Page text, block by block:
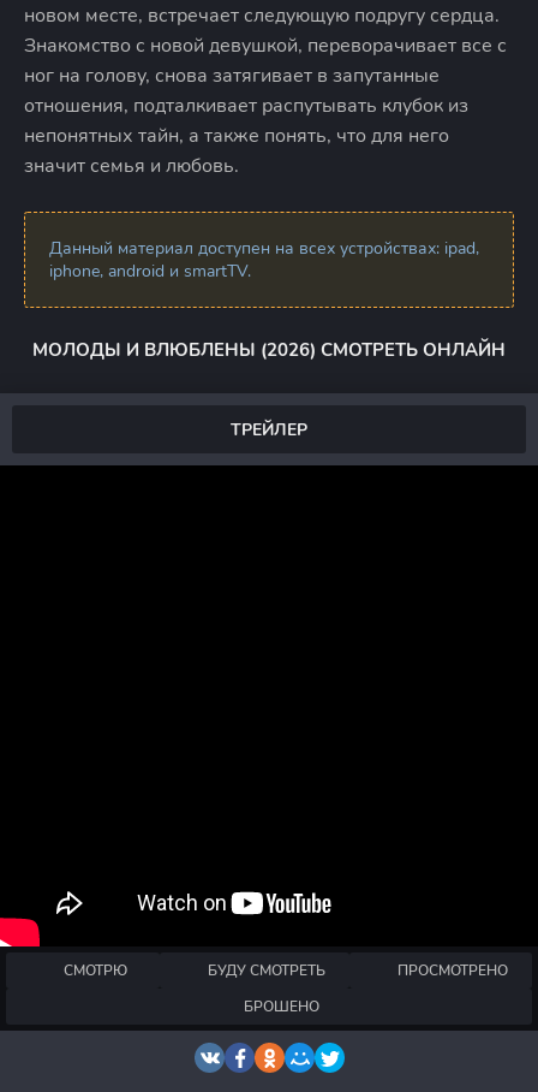
новом месте, встречает следующую подругу сердца.
Знакомство с новой девушкой, переворачивает все с
ног на голову, снова затягивает в запутанные
отношения, подталкивает распутывать клубок из
непонятных тайн, а также понять, что для него
значит семья и любовь.
Данный материал доступен на всех устройствах: ipad,
iphone, android и smartTV.
МОЛОДЫ И ВЛЮБЛЕНЫ (2026) СМОТРЕТЬ ОНЛАЙН
ТРЕЙЛЕР
СМОТРЮ БУДУ СМОТРЕТЬ
ПРОСМОТРЕНО
БРОШЕНО